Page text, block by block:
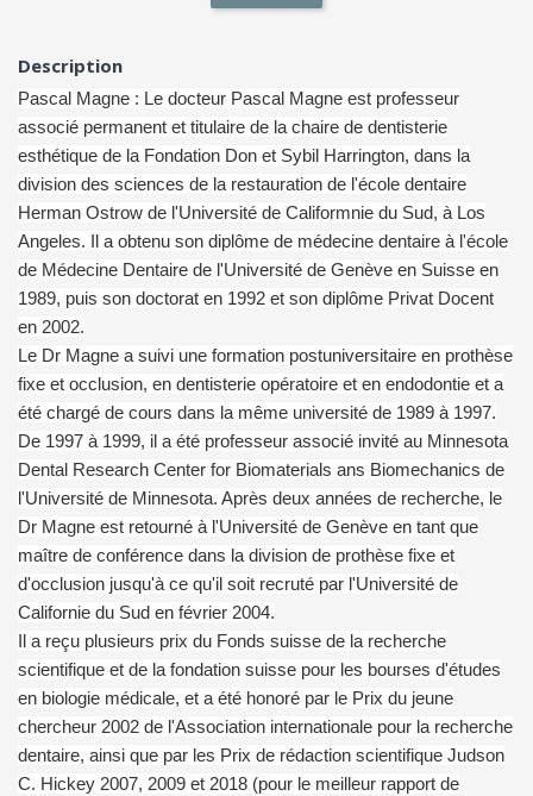
Description
Pascal Magne : Le docteur Pascal Magne est professeur
associé permanent et titulaire de la chaire de dentisterie
esthétique de la Fondation Don et Sybil Harrington, dans la
division des sciences de la restauration de l'école dentaire
Herman Ostrow de l'Université de Califormnie du Sud, à Los
Angeles. Il a obtenu son diplôme de médecine dentaire à l'école
de Médecine Dentaire de l'Université de Genève en Suisse en
1989, puis son doctorat en 1992 et son diplôme Privat Docent
en 2002.
Le Dr Magne a suivi une formation postuniversitaire en prothèse
fixe et occlusion, en dentisterie opératoire et en endodontie et a
été chargé de cours dans la même université de 1989 à 1997.
De 1997 à 1999, il a été professeur associé invité au Minnesota
Dental Research Center for Biomaterials ans Biomechanics de
l'Université de Minnesota. Après deux années de recherche, le
Dr Magne est retourné à l'Université de Genève en tant que
maître de conférence dans la division de prothèse fixe et
d'occlusion jusqu'à ce qu'il soit recruté par l'Université de
Californie du Sud en février 2004.
Il a reçu plusieurs prix du Fonds suisse de la recherche
scientifique et de la fondation suisse pour les bourses d'études
en biologie médicale, et a été honoré par le Prix du jeune
chercheur 2002 de l'Association internationale pour la recherche
dentaire, ainsi que par les Prix de rédaction scientifique Judson
C. Hickey 2007, 2009 et 2018 (pour le meilleur rapport de